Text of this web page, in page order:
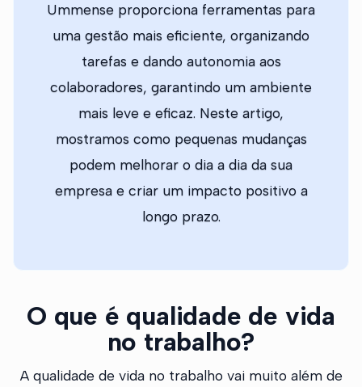
Ummense proporciona ferramentas para
uma gestão mais eficiente, organizando
tarefas e dando autonomia aos
colaboradores, garantindo um ambiente
mais leve e eficaz. Neste artigo,
mostramos como pequenas mudanças
podem melhorar o dia a dia da sua
empresa e criar um impacto positivo a
longo prazo.
O que é qualidade de vida
no trabalho?
A qualidade de vida no trabalho vai muito além de